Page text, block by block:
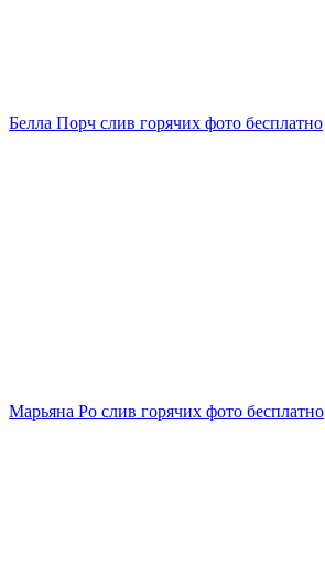
Белла Порч слив горячих фото бесплатно
Марьяна Ро слив горячих фото бесплатно